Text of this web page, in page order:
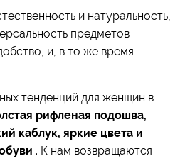
и натуральность,
предметов
и, в то же время –
тенденций для женщин в
рифленая подошва,
каблук, яркие цвета и
. К нам возвращаются